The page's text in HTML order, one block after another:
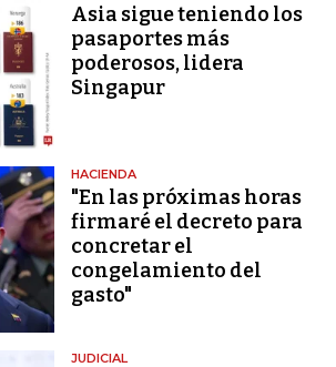
Asia sigue teniendo los
pasaportes más
poderosos, lidera
Singapur
HACIENDA
"En las próximas horas
firmaré el decreto para
concretar el
congelamiento del
gasto"
JUDICIAL